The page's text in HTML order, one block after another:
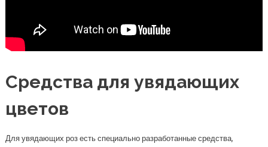
Средства для увядающих
цветов
Для увядающих роз есть специально разработанные средства,